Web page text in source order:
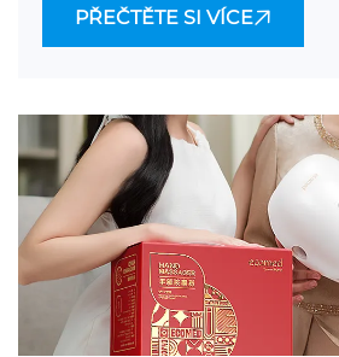
PŘEČTĚTE SI VÍCE